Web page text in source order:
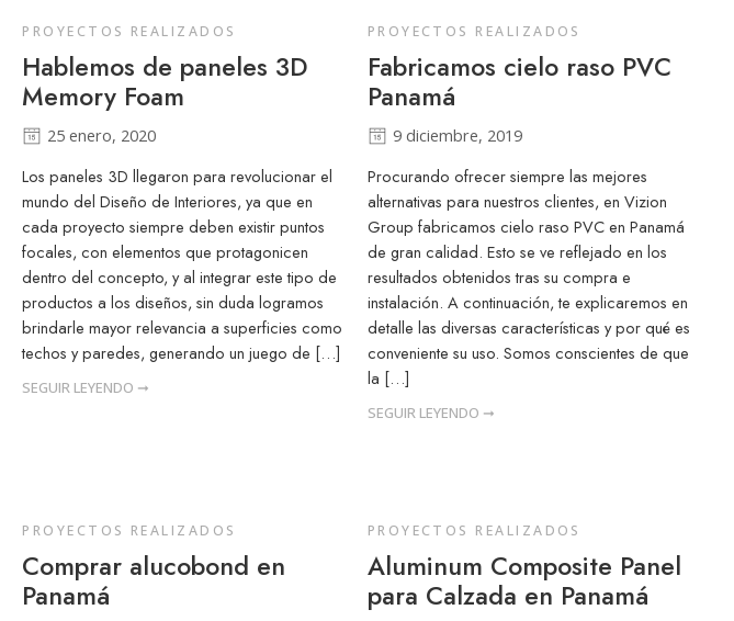
PROYECTOS REALIZADOS
Hablemos de paneles 3D
Memory Foam
25 enero, 2020
Los paneles 3D llegaron para revolucionar el
mundo del Diseño de Interiores, ya que en
cada proyecto siempre deben existir puntos
focales, con elementos que protagonicen
dentro del concepto, y al integrar este tipo de
productos a los diseños, sin duda logramos
brindarle mayor relevancia a superficies como
techos y paredes, generando un juego de […]
SEGUIR LEYENDO ➞
PROYECTOS REALIZADOS
Fabricamos cielo raso PVC
Panamá
9 diciembre, 2019
Procurando ofrecer siempre las mejores
alternativas para nuestros clientes, en Vizion
Group fabricamos cielo raso PVC en Panamá
de gran calidad. Esto se ve reflejado en los
resultados obtenidos tras su compra e
instalación. A continuación, te explicaremos en
detalle las diversas características y por qué es
conveniente su uso. Somos conscientes de que
la […]
SEGUIR LEYENDO ➞
PROYECTOS REALIZADOS
Comprar alucobond en
Panamá
PROYECTOS REALIZADOS
Aluminum Composite Panel
para Calzada en Panamá